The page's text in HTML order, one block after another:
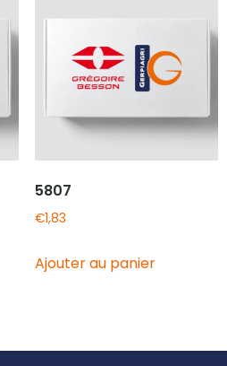
5807
€1,83
Ajouter au panier